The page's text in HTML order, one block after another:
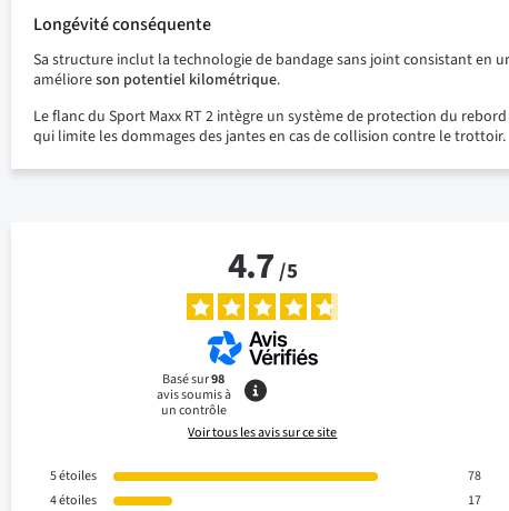
Longévité conséquente
Sa structure inclut la technologie de bandage sans joint consistant en
amélioreson potentiel kilométrique.
Le flanc du Sport Maxx RT 2 intègre un système de protection du
qui limite les dommages des jantes en cas de collision contre le trottoir.
4.7/5
Basé sur98
avis soumis à
un contrôle
Voir tous les avis sur ce site
5étoiles
78
4étoiles
17